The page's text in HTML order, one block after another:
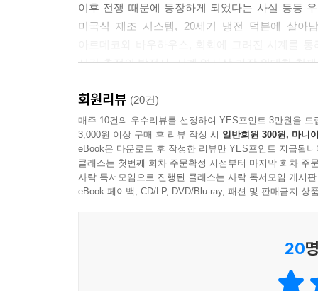
이후 전쟁 때문에 등장하게 되었다는 사실 등등
미국식 제조 시스템, 20세기 냉전 덕분에 살아
시간 측정의 발전사, 시계 역사상 가장 위대한 천
저자의 말처럼 시계의 역사는 인간이 지닌 지
그렇기에 시계의 문화적 가치와 역사적 사실을 이
나의 결을 나타내고 나의 격을 높이는 특별한 도구
시계는 자기 표현의 도구로 진화하고 있다
스위스 시계 브랜드 ‘블랑팡’을 부흥시키고 ‘위
품격을 높이는 중요한 아이템이 되었다. 한마디
회원리뷰 (20건)
매주 10건의 우수리뷰를 선정하여 YES포인트 3만원을 드
3,000원 이상 구매 후 리뷰 작성 시 일반회원 300원, 마니
eBook은 다운로드 후 작성한 리뷰만 YES포인트 지급됩니
클래스는 첫번째 회차 주문확정 시점부터 마지막 회차 주
사락 독서모임으로 진행된 클래스는 사락 독서모임 게시
eBook 페이백, CD/LP, DVD/Blu-ray, 패션 및 판매금지 상
20